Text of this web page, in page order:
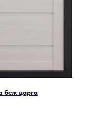
беж царга